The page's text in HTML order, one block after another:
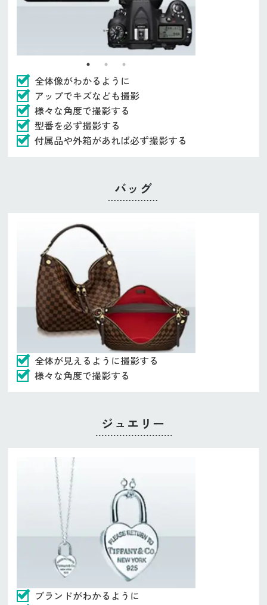
全体像がわかるように
アップでキズなども撮影
様々な角度で撮影する
型番を必ず撮影する
付属品や外箱があれば必ず撮影する
バッグ
全体が見えるように撮影する
様々な角度で撮影する
ジュエリー
ブランドがわかるように